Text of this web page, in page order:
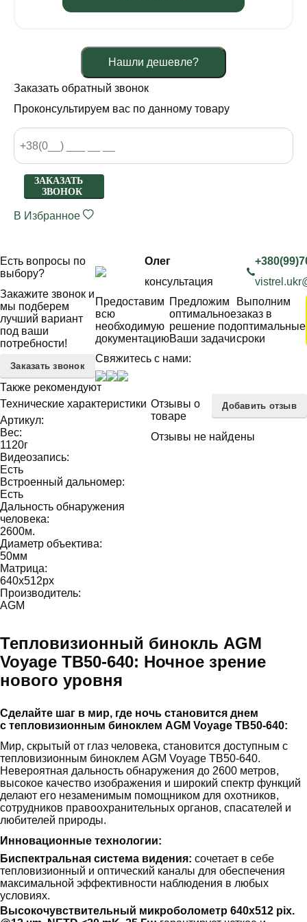
Нашли дешевле?
Заказать обратный звонок
Проконсультируем вас по данному товару
ЗАКАЗАТЬ
ЗВОНОК
В Избранное
Есть вопросы по
выбору?
Закажите звонок и
мы подберем
лучший вариант
под ваши
потребности!
Заказать звонок
Олег
консультация
Предоставим
всю
необходимую
документацию
Предложим
оптимальное
решение под
Ваши задачи
Выполним
заказ в
оптимальные
сроки
Свяжитесь с нами:
Также рекомендуют
Технические характеристики
Артикул:
Вес:
1120г
Видеозапись:
Есть
Встроенный дальномер:
Есть
Дальность обнаружения
человека:
2600м.
Диаметр объектива:
50мм
Матрица:
640х512px
Производитель:
AGM
Отзывы о
товаре
Добавить отзыв
Отзывы не найдены
Тепловизионный бинокль AGM
Voyage TB50-640: Ночное зрение
нового уровня
Сделайте шаг в мир, где ночь становится днем
с тепловизионным биноклем AGM Voyage TB50-640:
Мир, скрытый от глаз человека, становится доступным с
тепловизионным биноклем AGM Voyage TB50-640.
Невероятная дальность обнаружения до 2600 метров,
высокое качество изображения и широкий спектр функций
делают его незаменимым помощником для охотников,
сотрудников правоохранительных органов, спасателей и
любителей природы.
Инновационные технологии:
Биспектральная система видения: сочетает в себе
тепловизионный и оптический каналы для обеспечения
максимальной эффективности наблюдения в любых
условиях.
Высокочувствительный микроболометр 640x512 pix.